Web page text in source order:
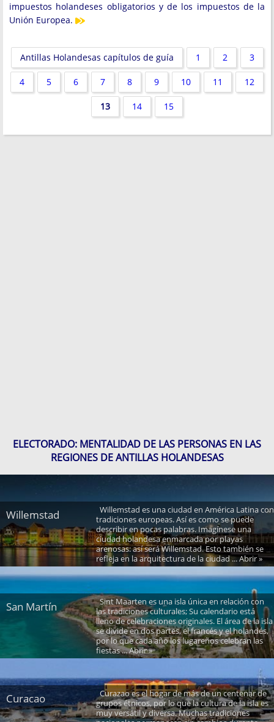
impuestos holandeses obligatorios y de los impuestos de la
Unión Europea.
Antillas Holandesas capítulos de guía 1 2 3
4 5 6 7 8 9 10 11 12
13 14 15
ELECTORADO: MENTALIDAD DE LAS PERSONAS EN LAS
REGIONES DE ANTILLAS HOLANDESAS
Willemstad
Willemstad es una ciudad en América Latina con
tradiciones europeas. Así es como se puede
describir en pocas palabras. Imagínese una
ciudad holandesa enmarcada por playas
arenosas: así será Willemstad. Esto también se
refleja en la arquitectura de la ciudad ... Abrir »
San Martín
Sint Maarten es una isla única en relación con
las tradiciones culturales; Su calendario está
lleno de celebraciones originales. El área de la isla
se divide en dos partes, el francés y el holandés,
por lo que cada año los lugareños celebran las
fiestas ... Abrir »
Curacao
Curazao es el hogar de más de un centenar de
grupos étnicos, por lo que la cultura de la isla es
muy versátil y diversa. Muchas tradiciones